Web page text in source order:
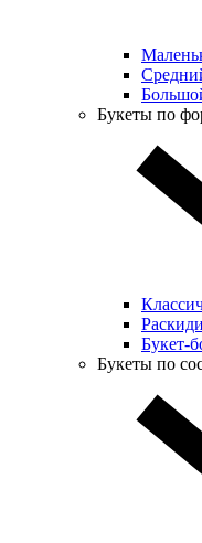
Букеты по
Букет-
Букеты по